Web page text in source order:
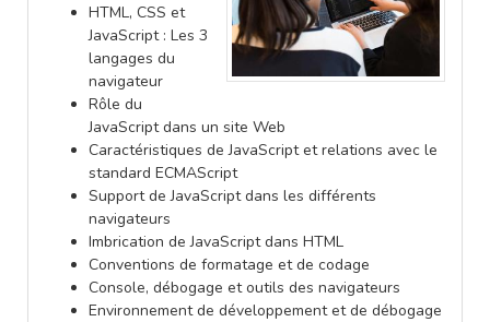
HTML, CSS et
JavaScript : Les 3
langages du
navigateur
Rôle du
JavaScript dans un site Web
Caractéristiques de JavaScript et relations avec le
standard ECMAScript
Support de JavaScript dans les différents
navigateurs
Imbrication de JavaScript dans HTML
Conventions de formatage et de codage
Console, débogage et outils des navigateurs
Environnement de développement et de débogage